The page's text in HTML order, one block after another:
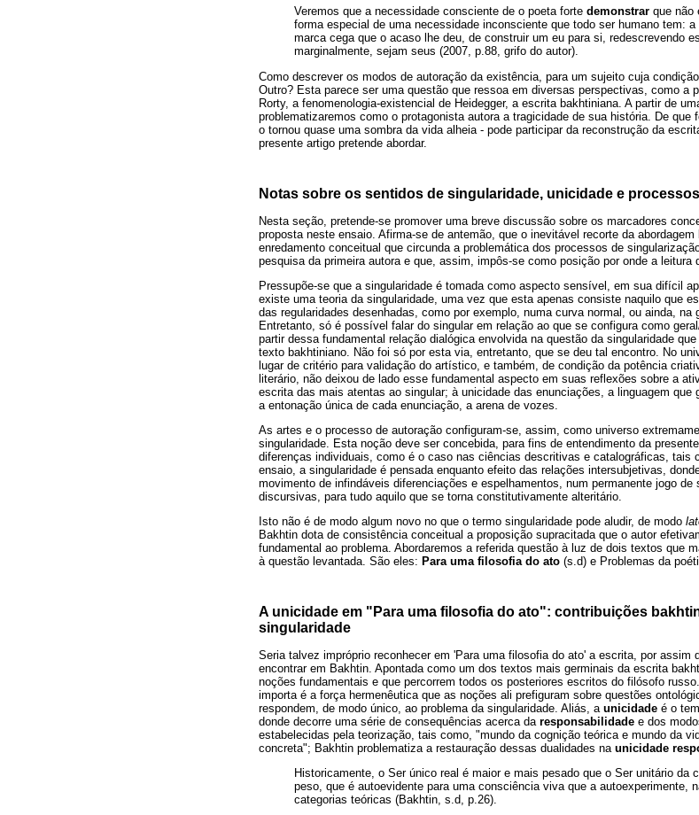
Veremos que a necessidade consciente de o poeta forte demonstrar que não
forma especial de uma necessidade inconsciente que todo ser humano tem:
marca cega que o acaso lhe deu, de construir um eu para si, redescrevendo
marginalmente, sejam seus (2007, p.88, grifo do autor).
Como descrever os modos de autoração da existência, para um sujeito cuja
Outro? Esta parece ser uma questão que ressoa em diversas perspectivas, como a
Rorty, a fenomenologia-existencial de Heidegger, a escrita bakhtiniana. A partir de
problematizaremos como o protagonista autora a tragicidade de sua história. De que
o tornou quase uma sombra da vida alheia - pode participar da reconstrução da
presente artigo pretende abordar.
Notas sobre os sentidos de singularidade, unicidade e
Nesta seção, pretende-se promover uma breve discussão sobre os marcadores
proposta neste ensaio. Afirma-se de antemão, que o inevitável recorte da
enredamento conceitual que circunda a problemática dos processos de
pesquisa da primeira autora e que, assim, impôs-se como posição por onde a leitura
Pressupõe-se que a singularidade é tomada como aspecto sensível, em sua difícil
existe uma teoria da singularidade, uma vez que esta apenas consiste naquilo que
das regularidades desenhadas, como por exemplo, numa curva normal, ou ainda,
Entretanto, só é possível falar do singular em relação ao que se configura como
partir dessa fundamental relação dialógica envolvida na questão da singularidade
texto bakhtiniano. Não foi só por esta via, entretanto, que se deu tal encontro. No
lugar de critério para validação do artístico, e também, de condição da potência
literário, não deixou de lado esse fundamental aspecto em suas reflexões sobre a
escrita das mais atentas ao singular; à unicidade das enunciações, a linguagem que
a entonação única de cada enunciação, a arena de vozes.
As artes e o processo de autoração configuram-se, assim, como universo
singularidade. Esta noção deve ser concebida, para fins de entendimento da
diferenças individuais, como é o caso nas ciências descritivas e catalográficas, tais
ensaio, a singularidade é pensada enquanto efeito das relações intersubjetivas,
movimento de infindáveis diferenciações e espelhamentos, num permanente jogo
discursivas, para tudo aquilo que se torna constitutivamente alteritário.
Isto não é de modo algum novo no que o termo singularidade pode aludir, de modo
Bakhtin dota de consistência conceitual a proposição supracitada que o autor
fundamental ao problema. Abordaremos a referida questão à luz de dois textos que
à questão levantada. São eles: Para uma filosofia do ato (s.d) e Problemas da
A unicidade em "Para uma filosofia do ato": contribuições
singularidade
Seria talvez impróprio reconhecer em 'Para uma filosofia do ato' a escrita, por assim
encontrar em Bakhtin. Apontada como um dos textos mais germinais da escrita
noções fundamentais e que percorrem todos os posteriores escritos do filósofo
importa é a força hermenêutica que as noções ali prefiguram sobre questões
respondem, de modo único, ao problema da singularidade. Aliás, a unicidade é o
donde decorre uma série de consequências acerca da responsabilidade e dos
estabelecidas pela teorização, tais como, "mundo da cognição teórica e mundo da
concreta"; Bakhtin problematiza a restauração dessas dualidades na unicidade
Historicamente, o Ser único real é maior e mais pesado que o Ser unitário da
peso, que é autoevidente para uma consciência viva que a autoexperimente,
categorias teóricas (Bakhtin, s.d, p.26).